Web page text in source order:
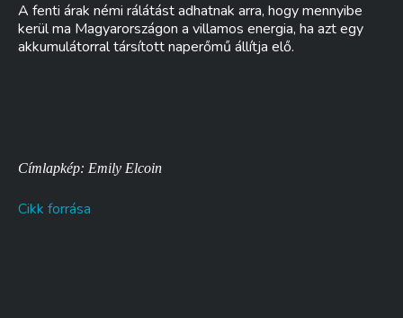
A fenti árak némi rálátást adhatnak arra, hogy mennyibe
kerül ma Magyarországon a villamos energia, ha azt egy
akkumulátorral társított naperőmű állítja elő.
Címlapkép: Emily Elcoin
Cikk forrása